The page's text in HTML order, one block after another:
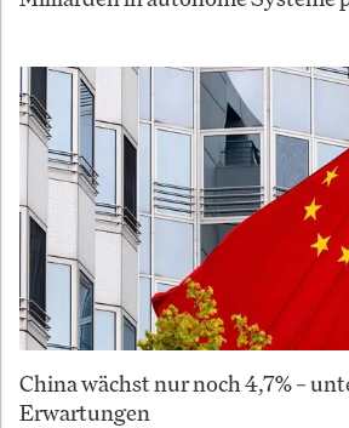
China wächst nur noch 4,7% –
Erwartungen